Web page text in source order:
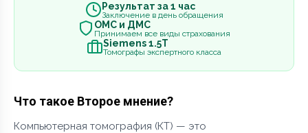
Результат за 1 час
Заключение в день обращения
ОМС и ДМС
Принимаем все виды страхования
Siemens 1.5Т
Томографы экспертного класса
Что такое Второе мнение?
Компьютерная томография (КТ) — это